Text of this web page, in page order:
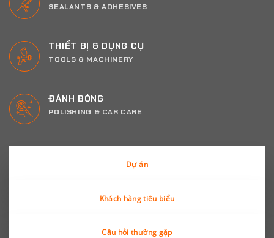
SEALANTS & ADHESIVES
THIẾT BỊ & DỤNG CỤ
TOOLS & MACHINERY
ĐÁNH BÓNG
POLISHING & CAR CARE
Dự án
Khách hàng tiêu biểu
Câu hỏi thường gặp